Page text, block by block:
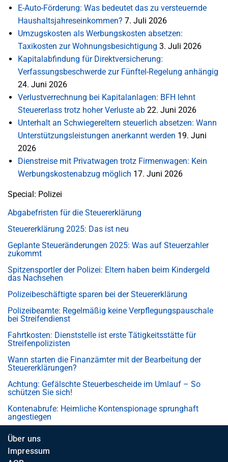
E-Auto-Förderung: Was bedeutet das zu versteuernde
Haushaltsjahreseinkommen? 7. Juli 2026
Umzugskosten als Werbungskosten absetzen:
Taxikosten zur Wohnungsbesichtigung 3. Juli 2026
Kapitalabfindung für Direktversicherung:
Verfassungsbeschwerde zur Fünftel-Regelung anhängig
24. Juni 2026
Verlustverrechnung bei Kapitalanlagen: BFH lehnt
Steuererlass trotz hoher Verluste ab 22. Juni 2026
Unterhalt an Schwiegereltern steuerlich absetzen: Wann
Unterstützungsleistungen anerkannt werden 19. Juni
2026
Dienstreise mit Privatwagen trotz Firmenwagen: Kein
Werbungskostenabzug möglich 17. Juni 2026
Special: Polizei
Abgabefristen für die Steuererklärung
Steuererklärung 2025: Das ist neu
Geplante Steueränderungen 2025: Was auf Steuerzahler
zukommt
Spitzensportler der Polizei: Eltern haben beim Kindergeld
das Nachsehen
Polizeibeschäftigte sparen bei der Steuererklärung
Polizeibeamte: Regelmäßig keine Verpflegungspauschale
bei Streifendienst
Fahrtkosten: Dienststelle ist erste Tätigkeitsstätte für
Streifenpolizisten
Wann starten die Finanzämter mit der Bearbeitung der
Steuererklärungen?
Achtung: Gefälschte Steuerbescheide im Umlauf – So
schützen Sie sich!
Kontenabrufe: Heimliche Kontenspionage sprunghaft
angestiegen
Über uns
Impressum